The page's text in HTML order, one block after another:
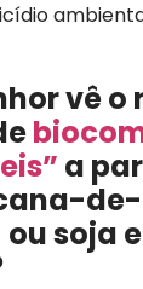
vê o
a
soja